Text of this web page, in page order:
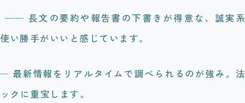
── 長文の要約や報告書の下書きが得意な、誠実系
い勝手がいいと感じています。
最新情報をリアルタイムで調べられるのが強み。法
クに重宝します。